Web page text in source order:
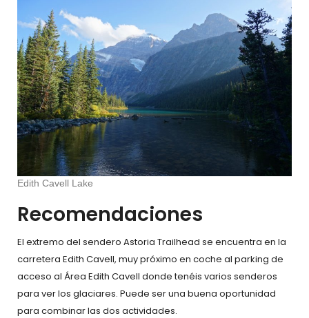
Edith Cavell Lake
Recomendaciones
El extremo del sendero Astoria Trailhead se encuentra en la
carretera Edith Cavell, muy próximo en coche al parking de
acceso al Área Edith Cavell donde tenéis varios senderos
para ver los glaciares. Puede ser una buena oportunidad
para combinar las dos actividades.